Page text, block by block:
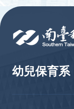
幼兒保育系